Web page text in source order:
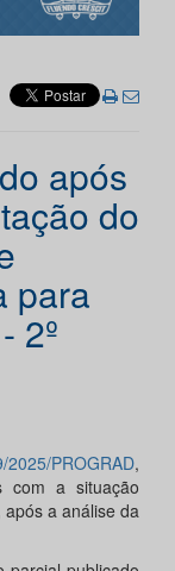
após
do
para
2º
2025/PROGRAD,
com a situação
após a análise da